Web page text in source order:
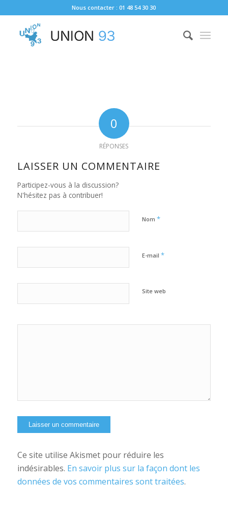
Nous contacter : 01 48 54 30 30
0
RÉPONSES
LAISSER UN COMMENTAIRE
Participez-vous à la discussion?
N'hésitez pas à contribuer!
Nom *
E-mail *
Site web
Ce site utilise Akismet pour réduire les
indésirables. En savoir plus sur la façon dont les
données de vos commentaires sont traitées.